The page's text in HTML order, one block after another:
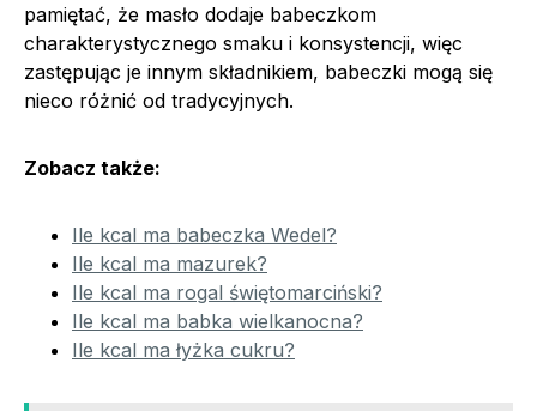
pamiętać, że masło dodaje babeczkom
charakterystycznego smaku i konsystencji, więc
zastępując je innym składnikiem, babeczki mogą się
nieco różnić od tradycyjnych.
Zobacz także:
Ile kcal ma babeczka Wedel?
Ile kcal ma mazurek?
Ile kcal ma rogal świętomarciński?
Ile kcal ma babka wielkanocna?
Ile kcal ma łyżka cukru?